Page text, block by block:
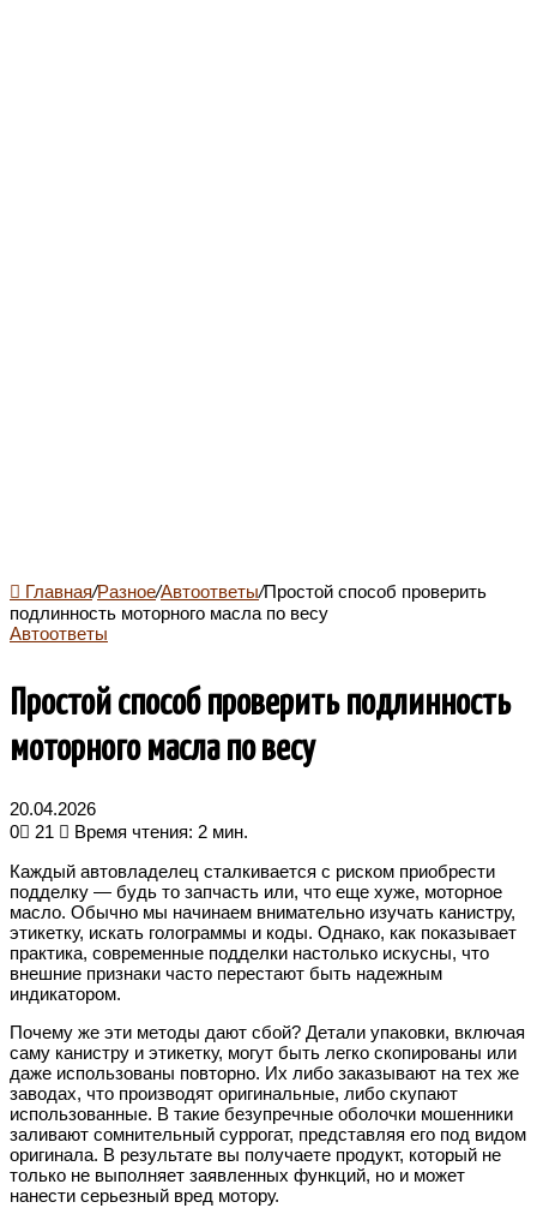
Главная/Разное/Автоответы/Простой способ проверить
подлинность моторного масла по весу
Автоответы
Простой способ проверить подлинность
моторного масла по весу
20.04.2026
0
21
Время чтения: 2 мин.
Каждый автовладелец сталкивается с риском приобрести
подделку — будь то запчасть или, что еще хуже, моторное
масло. Обычно мы начинаем внимательно изучать канистру,
этикетку, искать голограммы и коды. Однако, как показывает
практика, современные подделки настолько искусны, что
внешние признаки часто перестают быть надежным
индикатором.
Почему же эти методы дают сбой? Детали упаковки, включая
саму канистру и этикетку, могут быть легко скопированы или
даже использованы повторно. Их либо заказывают на тех же
заводах, что производят оригинальные, либо скупают
использованные. В такие безупречные оболочки мошенники
заливают сомнительный суррогат, представляя его под видом
оригинала. В результате вы получаете продукт, который не
только не выполняет заявленных функций, но и может
нанести серьезный вред мотору.